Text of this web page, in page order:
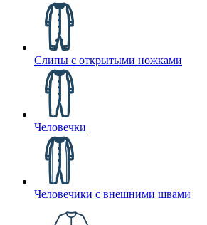
Слипы с открытыми ножками
Человечки
Человечики с внешними швами